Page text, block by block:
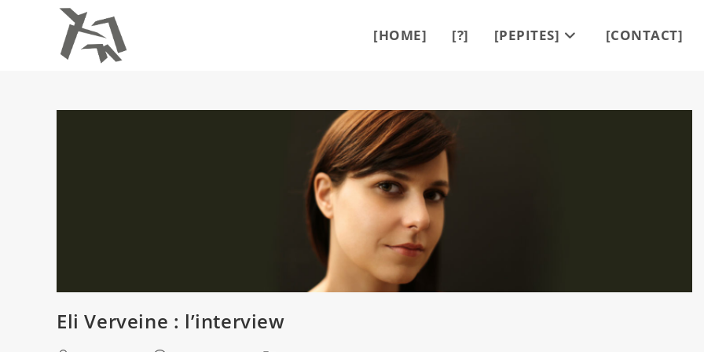
[HOME] [?] [PEPITES] [CONTACT]
Eli Verveine : l’interview